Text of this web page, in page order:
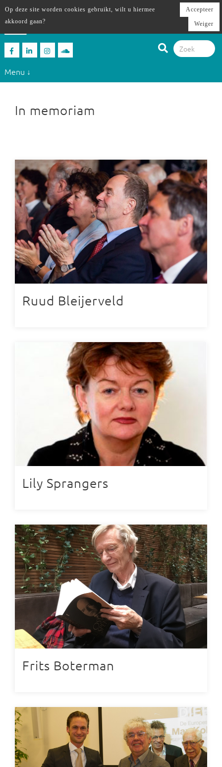
Menu ↓
In memoriam
Ruud Bleijerveld
Lily Sprangers
Frits Boterman
Op deze site worden cookies gebruikt, wilt u hiermee
akkoord gaan?
Accepteer
Weiger